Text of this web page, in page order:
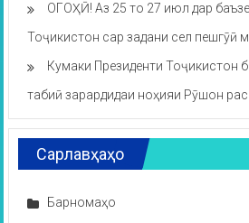
ОГОҲӢ! Аз 25 то 27 июл дар
Тоҷикистон сар задани сел пешгӯӣ
Кумаки Президенти Тоҷикистон
табиӣ зарардидаи ноҳияи Рӯшон
Сарлавҳаҳо
Барномаҳо